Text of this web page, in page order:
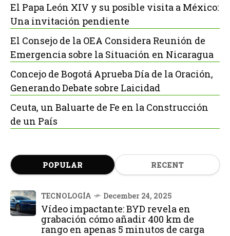
El Papa León XIV y su posible visita a México:
Una invitación pendiente
El Consejo de la OEA Considera Reunión de
Emergencia sobre la Situación en Nicaragua
Concejo de Bogotá Aprueba Día de la Oración,
Generando Debate sobre Laicidad
Ceuta, un Baluarte de Fe en la Construcción
de un País
POPULAR RECENT
TECNOLOGÍA December 24, 2025
Vídeo impactante: BYD revela en
grabación cómo añadir 400 km de
rango en apenas 5 minutos de carga